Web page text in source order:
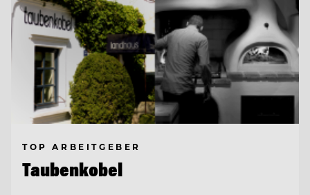
TOP ARBEITGEBER
Taubenkobel